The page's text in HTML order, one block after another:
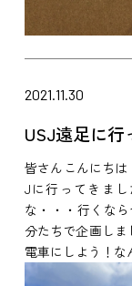
2021.11.30
USJ遠足に行
皆さんこんにちは
Jに行ってきま
な・・・行くな
分たちで企画し
電車にしよう！な